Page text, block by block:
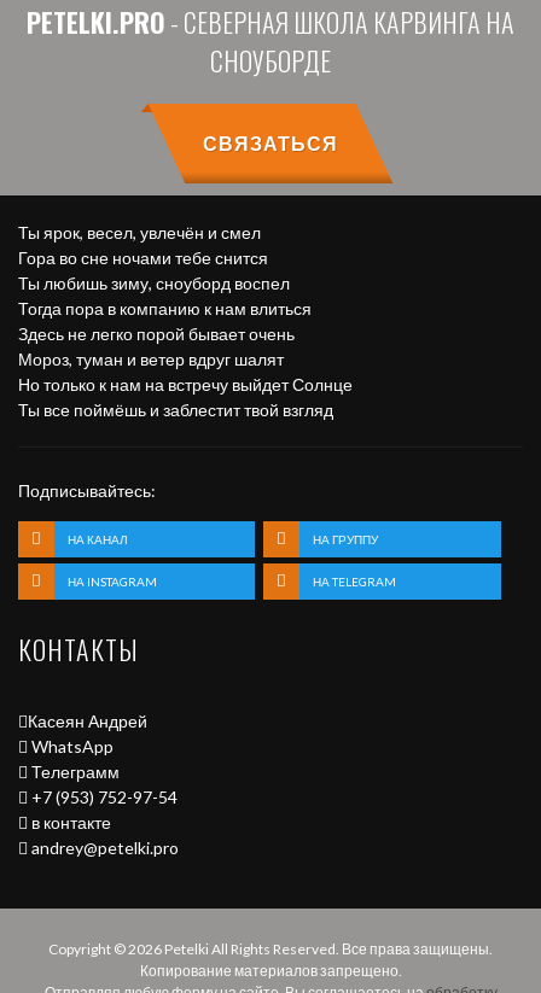
PETELKI.PRO- СЕВЕРНАЯ ШКОЛА КАРВИНГА НА
СНОУБОРДЕ
СВЯЗАТЬСЯ
Ты ярок, весел, увлечён и смел
Гора во сне ночами тебе снится
Ты любишь зиму, сноуборд воспел
Тогда пора в компанию к нам влиться
Здесь не легко порой бывает очень
Мороз, туман и ветер вдруг шалят
Но только к нам на встречу выйдет Солнце
Ты все поймёшь и заблестит твой взгляд
Подписывайтесь:
НА КАНАЛ НА ГРУППУ
НА INSTAGRAM НА TELEGRAM
КОНТАКТЫ
Касеян Андрей
WhatsApp
Телеграмм
+7 (953) 752-97-54
в контакте
andrey@petelki.pro
Copyright © 2026 Petelki All Rights Reserved. Все права защищены.
Копирование материалов запрещено.